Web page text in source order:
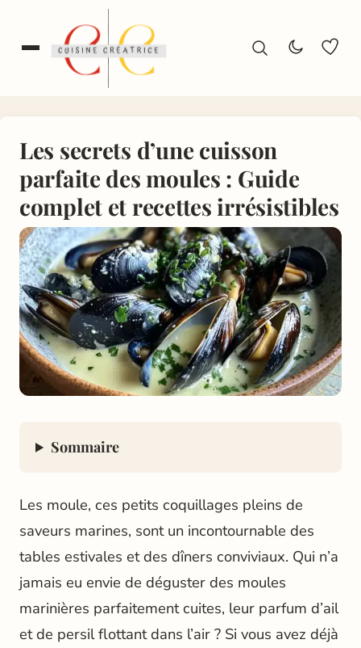
Les secrets d’une cuisson
parfaite des moules : Guide
complet et recettes irrésistibles
Sommaire
Les moule, ces petits coquillages pleins de
saveurs marines, sont un incontournable des
tables estivales et des dîners conviviaux. Qui n’a
jamais eu envie de déguster des moules
marinières parfaitement cuites, leur parfum d’ail
et de persil flottant dans l’air ? Si vous avez déjà